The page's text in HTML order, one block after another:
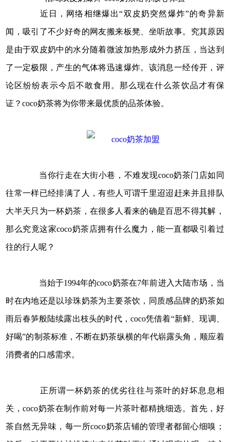
近日，网络相继爆出“双皮奶突然爆炸”的奇异新
闻，吸引了不少好奇的网友搬来板凳、坐听故事。究其原因
是由于双皮奶中的水分随着微波加热形成外力挤压，当达到
了一定极限，产生的气体将迅速爆炸。该消息一经传开，评
论区纷纷表示今后不敢食用。那么现在什么茶饮品才有保
证？coco奶茶将为你带来最优质的品茶体验。
当你行走在大街小巷，不难发现coco奶茶门店如同
往常一样已经排满了人，有些人可谓千里迢迢赶来并且排队
大半天只为一杯奶茶，在很多人看来的确是百思不得其解，
那么究竟这家coco奶茶店拥有什么魔力，能一直都吸引着过
往的行人呢？
当始于1994年的coco奶茶在7年前进入大陆市场，当
时在内地还是以珍珠奶茶为主要茶饮，同质感品牌的奶茶如
雨后春笋般陆续露出枝头的时代，coco凭借着“新鲜、现调、
好喝”的制茶标准，不断在奶茶纵横的年代崭露头角，顺应着
消费者的口感需求。
正所谓一杯奶茶的优劣往往与茶叶的好坏息息相
关，coco奶茶在制作前对每一片茶叶都精挑细选。首先，好
茶自然无异味，每一所coco奶茶店铺的管理者都留心细嗅；